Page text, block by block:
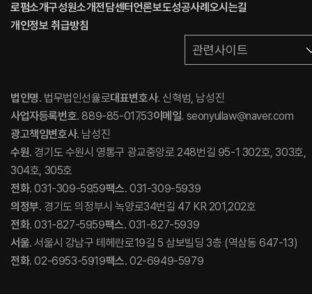
로펌소개구성원소개전담센터언론보도성공사례 오시는길
개인정보 취급방침
관련사이트
법인명. 법무법인선율로대표변호사. 신혁범, 남성진
사업자등록번호. 889-85-01753이메일. seonyullaw@naver.com
광고책임변호사. 남성진
수원. 경기도 수원시 영통구 광교중앙로 248번길 95-1 302호, 303호,
304호, 305호
전화. 031-309-5959팩스. 031-309-5939
의정부. 경기도 의정부시 녹양로34번길 47 KR 201,202호
전화. 031-827-5959팩스. 031-827-5939
서울. 서울시 강남구 테헤란로19길 5 삼보빌딩 3층 (역삼동 647-13)
전화. 02-6953-5919팩스. 02-6949-5979